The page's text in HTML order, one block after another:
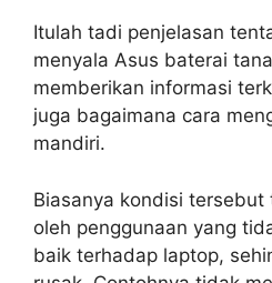
Itulah tadi penjelasan
menyala Asus baterai
memberikan informasi
juga bagaimana cara
mandiri.
Biasanya kondisi
oleh penggunaan yang
baik terhadap laptop,